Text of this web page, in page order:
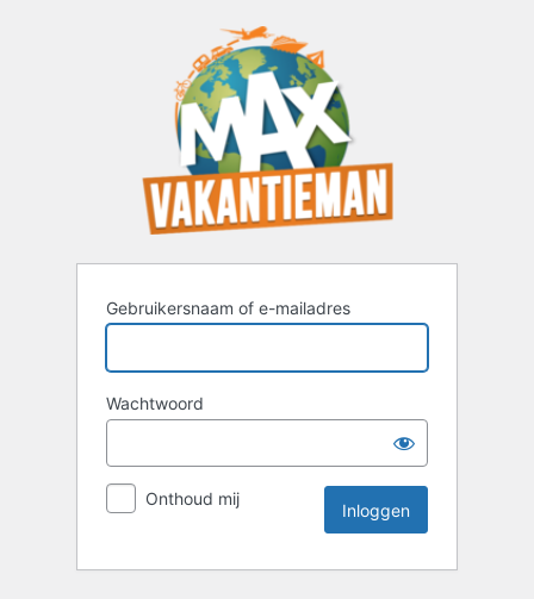
Gebruikersnaam of e-mailadres
Wachtwoord
Onthoud mij